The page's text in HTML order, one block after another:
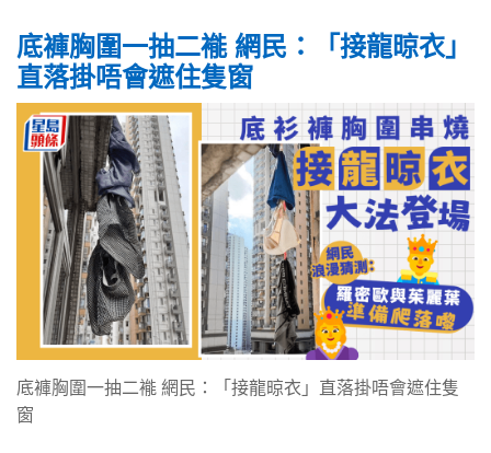
底褲胸圍一抽二褦 網民：「接龍晾衣」
直落掛唔會遮住隻窗
底褲胸圍一抽二褦 網民：「接龍晾衣」直落掛唔會遮住隻
窗